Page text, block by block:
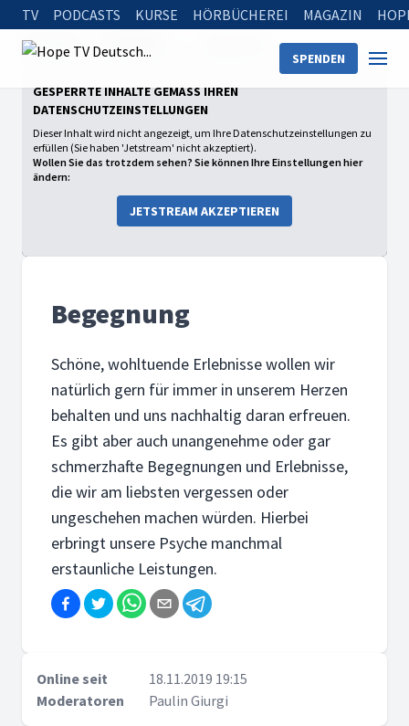
TV PODCASTS KURSE HÖRBÜCHEREI MAGAZIN
SPENDEN
Startseite
GESPERRTE INHALTE GEMÄSS IHREN D
ATENSCHUTZEINSTELLUNGEN
Dieser Inhalt wird nicht angezeigt, um Ihre Datenschutzeinstellungen zu
erfüllen (Sie haben 'Jetstream' nicht akzeptiert).
Wollen Sie das trotzdem sehen? Sie können Ihre Einstellungen hier
ändern:
JETSTREAM AKZEPTIEREN
Begegnung
Schöne, wohltuende Erlebnisse wollen wir
natürlich gern für immer in unserem Herzen
behalten und uns nachhaltig daran erfreuen.
Es gibt aber auch unangenehme oder gar
schmerzhafte Begegnungen und Erlebnisse,
die wir am liebsten vergessen oder
ungeschehen machen würden. Hierbei
erbringt unsere Psyche manchmal
erstaunliche Leistungen.
Online seit
18.11.2019 19:15
Moderatoren
Paulin Giurgi